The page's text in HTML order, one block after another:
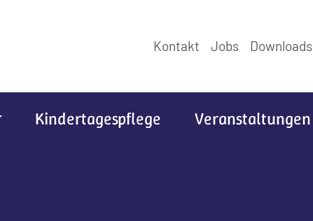
Kontakt Jobs Downloads
Kindertagespflege Veranstaltungen